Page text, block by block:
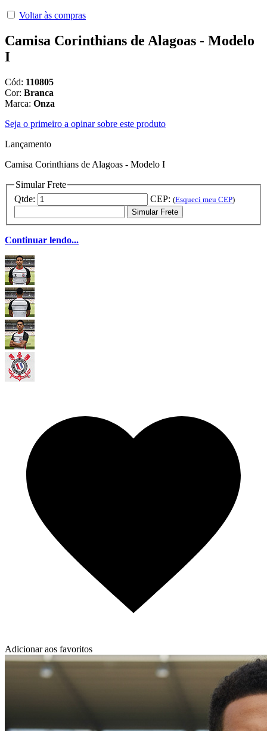
Voltar às compras
Camisa Corinthians de Alagoas - Modelo
I
Cód: 110805
Cor: Branca
Marca: Onza
Seja o primeiro a opinar sobre este produto
Lançamento
Camisa Corinthians de Alagoas - Modelo I
Simular Frete
Qtde:
CEP: (Esqueci meu CEP)
Simular Frete
Continuar lendo...
Adicionar aos favoritos